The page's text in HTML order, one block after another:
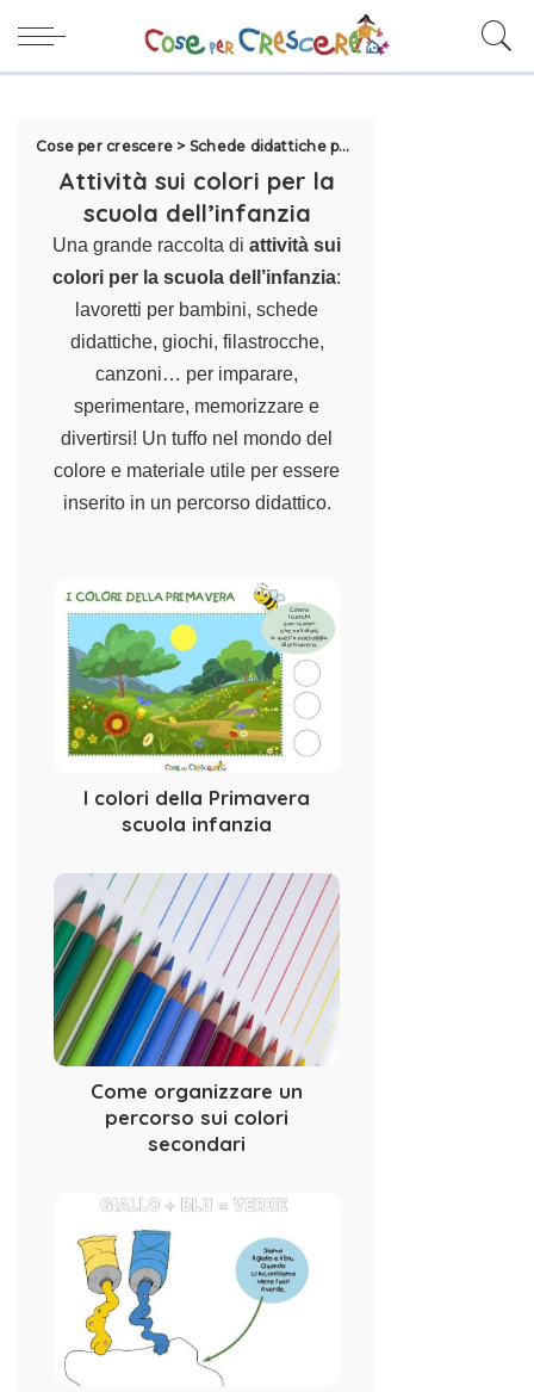
Cose per crescere > Schede didattiche per la scuola
Attività sui colori per la
scuola dell’infanzia
Una grande raccolta di attività sui
colori per la scuola dell’infanzia:
lavoretti per bambini, schede
didattiche, giochi, filastrocche,
canzoni… per imparare,
sperimentare, memorizzare e
divertirsi! Un tuffo nel mondo del
colore e materiale utile per essere
inserito in un percorso didattico.
I colori della Primavera
scuola infanzia
Come organizzare un
percorso sui colori
secondari